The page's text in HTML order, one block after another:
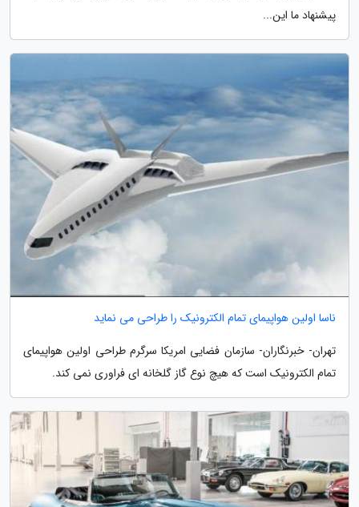
پیشنهاد ما این...
ناسا اولین هواپیمای تمام الکترونیک را طراحی می نماید
تهران- خبرنگاران- سازمان فضایی امریکا سرگرم طراحی اولین هواپیمای
تمام الکترونیک است که هیچ نوع گاز گلخانه ای فراوری نمی کند.